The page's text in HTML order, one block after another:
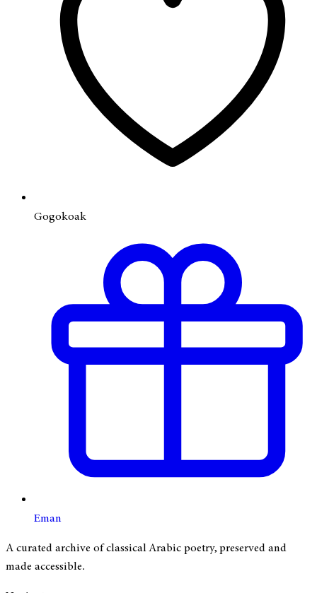
Gogokoak
Eman
A curated archive of classical Arabic poetry, preserved and
made accessible.